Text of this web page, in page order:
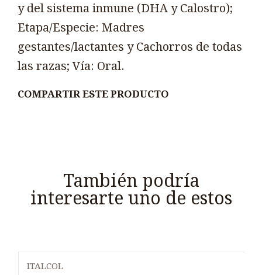
y del sistema inmune (DHA y Calostro);
Etapa/Especie: Madres
gestantes/lactantes y Cachorros de todas
las razas; Vía: Oral.
COMPARTIR ESTE PRODUCTO
También podría
interesarte uno de estos
ITALCOL